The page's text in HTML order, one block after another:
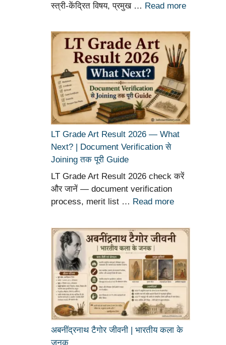
स्त्री-केंद्रित विषय, प्रमुख … Read more
LT Grade Art Result 2026 — What
Next? | Document Verification से
Joining तक पूरी Guide
LT Grade Art Result 2026 check करें
और जानें — document verification
process, merit list … Read more
अबनींद्रनाथ टैगोर जीवनी | भारतीय कला के
जनक